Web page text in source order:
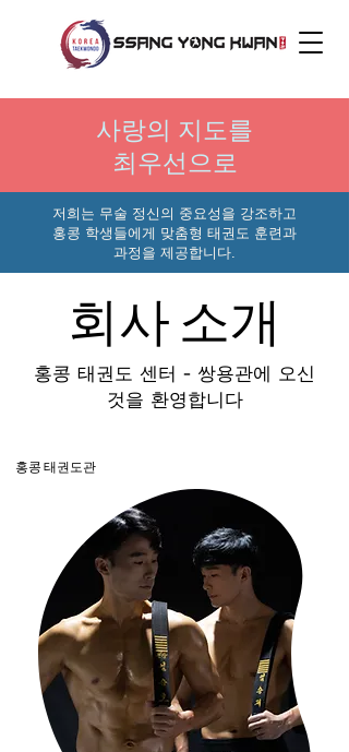
사랑의 지도를
​최우선으로
저희는 무술 정신의 중요성을 강조하고
홍콩 학생들에게 맞춤형 태권도 훈련과
과정을 제공합니다.
회사 소개
홍콩 태권도 센터 - 쌍용관에 오신
것을 환영합니다
홍콩 태권도관